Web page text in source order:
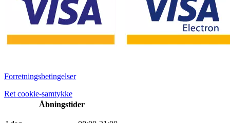
Forretningsbetingelser
Ret cookie-samtykke
Åbningstider